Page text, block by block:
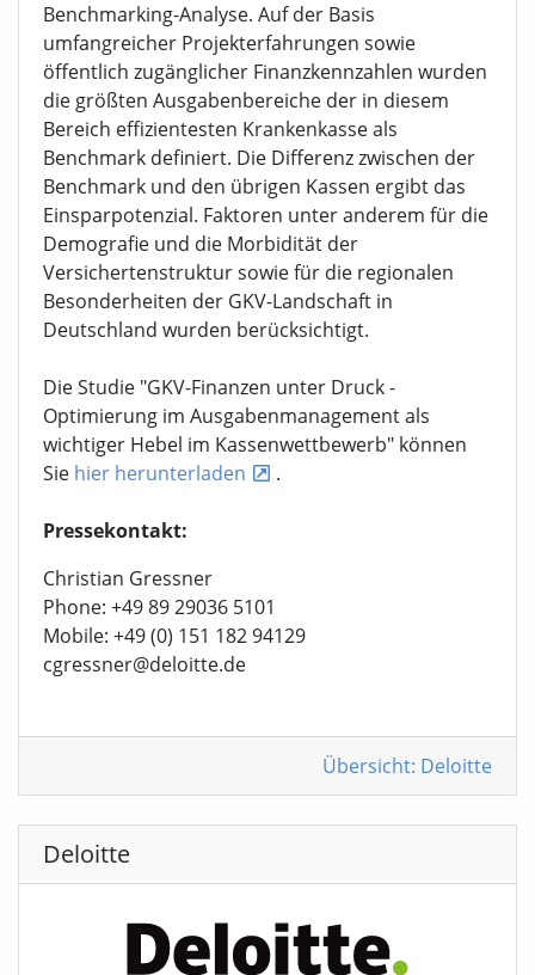
Benchmarking-Analyse. Auf der Basis
umfangreicher Projekterfahrungen sowie
öffentlich zugänglicher Finanzkennzahlen wurden
die größten Ausgabenbereiche der in diesem
Bereich effizientesten Krankenkasse als
Benchmark definiert. Die Differenz zwischen der
Benchmark und den übrigen Kassen ergibt das
Einsparpotenzial. Faktoren unter anderem für die
Demografie und die Morbidität der
Versichertenstruktur sowie für die regionalen
Besonderheiten der GKV-Landschaft in
Deutschland wurden berücksichtigt.
Die Studie "GKV-Finanzen unter Druck -
Optimierung im Ausgabenmanagement als
wichtiger Hebel im Kassenwettbewerb" können
Sie hier herunterladen .
Pressekontakt:
Christian Gressner
Phone: +49 89 29036 5101
Mobile: +49 (0) 151 182 94129
cgressner@deloitte.de
Übersicht: Deloitte
Deloitte